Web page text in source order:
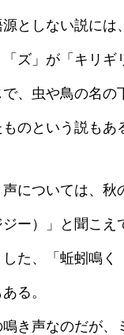
としない説には
ズ」が「キリギ
で、虫や鳥の名
のという説もあ
声については、秋
ジー）」と聞こえ
た、「蚯蚓鳴く
る。
き声なのだが、